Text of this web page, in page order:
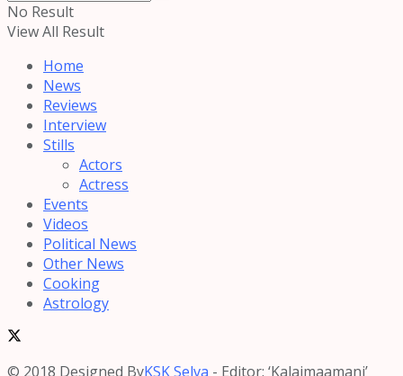
No Result
View All Result
Home
News
Reviews
Interview
Stills
Actors
Actress
Events
Videos
Political News
Other News
Cooking
Astrology
© 2018 Designed ByKSK Selva - Editor: ‘Kalaimaamani’